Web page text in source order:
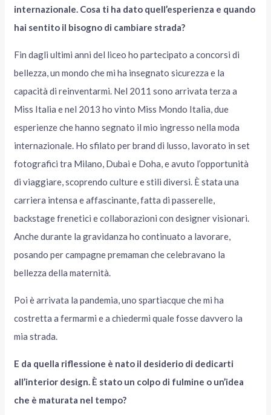
internazionale. Cosa ti ha dato quell’esperienza e quando
hai sentito il bisogno di cambiare strada?
Fin dagli ultimi anni del liceo ho partecipato a concorsi di
bellezza, un mondo che mi ha insegnato sicurezza e la
capacità di reinventarmi. Nel 2011 sono arrivata terza a
Miss Italia e nel 2013 ho vinto Miss Mondo Italia, due
esperienze che hanno segnato il mio ingresso nella moda
internazionale. Ho sfilato per brand di lusso, lavorato in set
fotografici tra Milano, Dubai e Doha, e avuto l’opportunità
di viaggiare, scoprendo culture e stili diversi. È stata una
carriera intensa e affascinante, fatta di passerelle,
backstage frenetici e collaborazioni con designer visionari.
Anche durante la gravidanza ho continuato a lavorare,
posando per campagne premaman che celebravano la
bellezza della maternità.
Poi è arrivata la pandemia, uno spartiacque che mi ha
costretta a fermarmi e a chiedermi quale fosse davvero la
mia strada.
E da quella riflessione è nato il desiderio di dedicarti
all’interior design. È stato un colpo di fulmine o un’idea
che è maturata nel tempo?